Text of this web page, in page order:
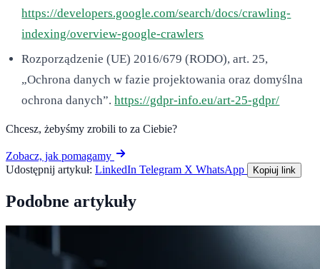
https://developers.google.com/search/docs/crawling-
indexing/overview-google-crawlers
Rozporządzenie (UE) 2016/679 (RODO), art. 25,
„Ochrona danych w fazie projektowania oraz domyślna
ochrona danych”.https://gdpr-info.eu/art-25-gdpr/
Chcesz, żebyśmy zrobili to za Ciebie?
Zobacz, jak pomagamy
Udostępnij artykuł: LinkedIn Telegram X WhatsApp Kopiuj link
Podobne artykuły